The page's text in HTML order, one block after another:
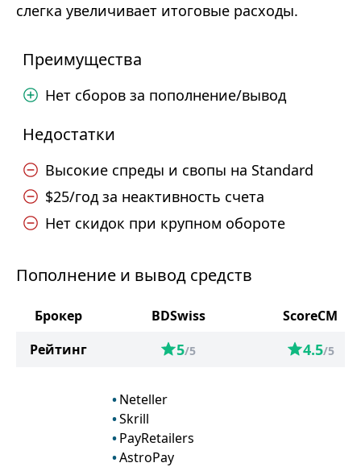
слегка увеличивает итоговые расходы.
Преимущества
Нет сборов за пополнение/вывод
Недостатки
Высокие спреды и свопы на Standard
$25/год за неактивность счета
Нет скидок при крупном обороте
Пополнение и вывод средств
Брокер BDSwiss
ScoreCM
Рейтинг
5/5 4.5/5
Neteller
Skrill
PayRetailers
AstroPay